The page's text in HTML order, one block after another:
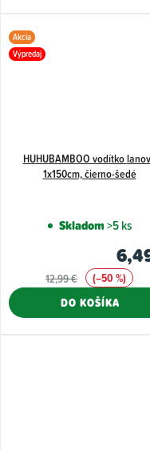
Akcia
Výpredaj
HUHUBAMBOO vodítko lanové
1x150cm, čierno-šedé
Skladom>5 ks
12,99 €
(–50 %)
DO KOŠÍKA